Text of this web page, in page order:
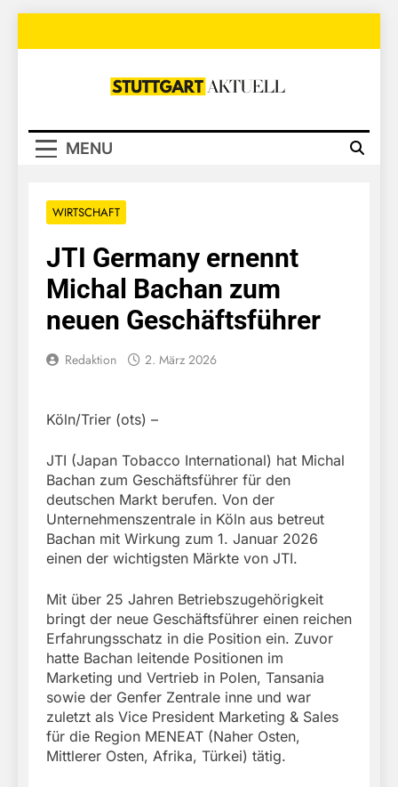
Stuttgart
MENU
WIRTSCHAFT
JTI Germany ernennt
Michal Bachan zum
neuen Geschäftsführer
Redaktion 2. März 2026
Köln/Trier (ots) –
JTI (Japan Tobacco International) hat Michal
Bachan zum Geschäftsführer für den
deutschen Markt berufen. Von der
Unternehmenszentrale in Köln aus betreut
Bachan mit Wirkung zum 1. Januar 2026
einen der wichtigsten Märkte von JTI.
Mit über 25 Jahren Betriebszugehörigkeit
bringt der neue Geschäftsführer einen reichen
Erfahrungsschatz in die Position ein. Zuvor
hatte Bachan leitende Positionen im
Marketing und Vertrieb in Polen, Tansania
sowie der Genfer Zentrale inne und war
zuletzt als Vice President Marketing & Sales
für die Region MENEAT (Naher Osten,
Mittlerer Osten, Afrika, Türkei) tätig.